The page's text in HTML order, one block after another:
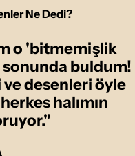
Ne Dedi?
o 'bitmemişlik
buldum!
desenleri öyle
halımın